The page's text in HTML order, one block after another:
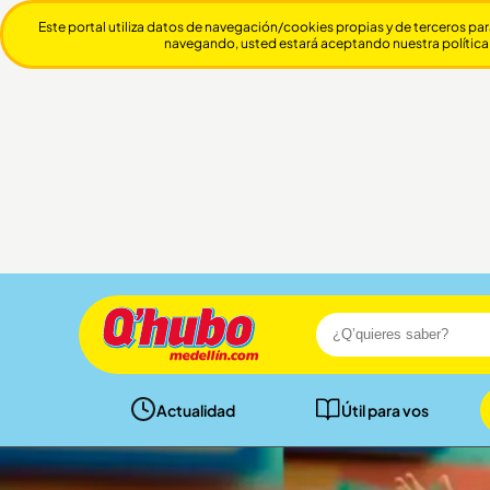
Actualidad Útil para vos
Este portal utiliza datos de navegación/cookies propias y de terceros
navegando, usted estará aceptando nuestra